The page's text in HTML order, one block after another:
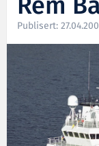
Publisert: